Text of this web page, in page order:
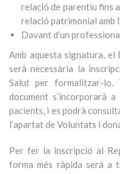
relació de parentiu fins
relació patrimonial amb
Davant d’un
Amb aquesta signatura,
serà necessària la
Salut per formalitzar-
document s’incorporarà
pacients, i es podrà
l’apartat de Voluntats i
Per fer la inscripció al
forma més ràpida serà a